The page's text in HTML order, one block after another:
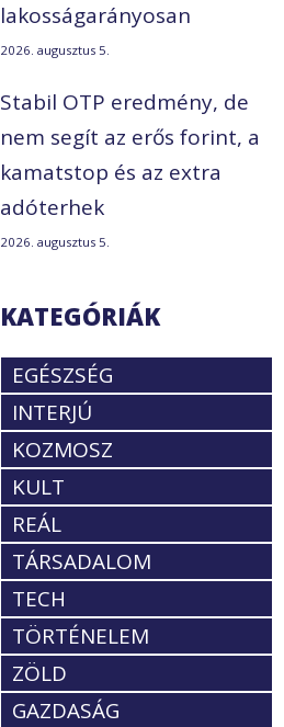
lakosságarányosan
2026. augusztus 5.
Stabil OTP eredmény, de
nem segít az erős forint, a
kamatstop és az extra
adóterhek
2026. augusztus 5.
KATEGÓRIÁK
EGÉSZSÉG
INTERJÚ
KOZMOSZ
KULT
REÁL
TÁRSADALOM
TECH
TÖRTÉNELEM
ZÖLD
GAZDASÁG